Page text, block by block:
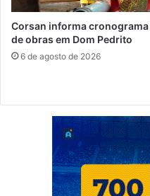
Corsan informa cronograma
de obras em Dom Pedrito
6 de agosto de 2026